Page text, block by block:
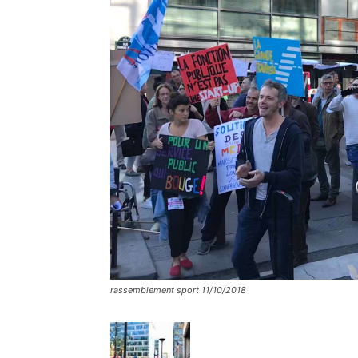
rassemblement sport 11/10/2018